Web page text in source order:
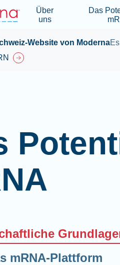
Über
uns
Das
Website von Moderna
mRNA-Plattform